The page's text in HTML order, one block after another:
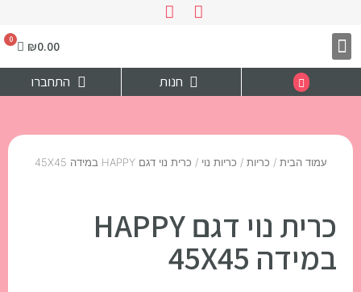
₪0.00
חנות התחברו
עמוד הבית / כריות / כריות נוי / כרית נוי דגם HAPPY במידה 45X45
כרית נוי דגם HAPPY
במידה 45X45